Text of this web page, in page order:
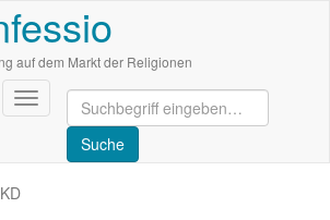
auf dem Markt der Religionen
Navigation
aktivieren/deaktivieren